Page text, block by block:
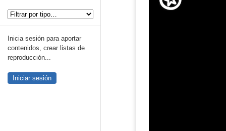
Inicia sesión para aportar
contenidos, crear listas de
reproducción...
Iniciar sesión